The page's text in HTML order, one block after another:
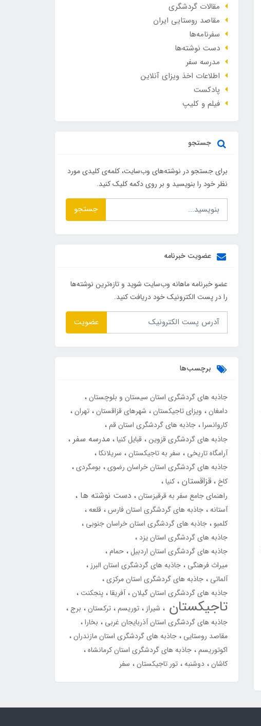
مقالات گردشگری
مقاصد روستایی ایران
سفرنامه‌ها
دست نوشته‌ها
مدرسه سفر
اطلاعات اخذ ویزای آنلاین
پادکست
فیلم و کلیپ
جستجو
برای جستجو در نوشته‌های وب‌سایت، کلمه‌ی کلیدی مورد
نظر خود را بنویسید و بر روی دکمه کلیک کنید.
جستجو
عضویت خبرنامه
عضو خبرنامه ماهانه وب‌سایت شوید و تازه‌ترین نوشته‌ها
را در پست الکترونیک خود دریافت کنید.
عضویت
برچسب‌ها
جاذبه های گردشگری استان سیستان و بلوچستان
دامغان ویزای تاجیکستان شهرهای قزاقستان تهران
کاروانسرا جاذبه های گردشگری استان قم
جاذبه های گردشگری قزوین قبایل کنیا مدرسه سفر
آرامگاه تاریخی سفر به تاجیکستان سریلانکا
جاذبه های گردشگری استان خراسان رضوی بومگردی
کاخ قزاقستان کنیا
راهنمای جامع سفر به قرقیزستان دست نوشته ها
آستانه جاذبه های گردشگری استان فارس قلعه
کلمبو جاذبه های گردشگری استان خراسان جنوبی
جاذبه های گردشگری استان یزد
جاذبه های گردشگری استان اردبیل حمام
میراث فرهنگی جاذبه های گردشگری استان البرز
آلماتی جاذبه های گردشگری استان مرکزی
جاذبه های گردشگری استان گیلان آفریقا پنجکنت
تاجیکستان شیراز توریسم ترکستان برج
جاذبه های گردشگری استان آذربایجان غربی بخارا
مقاصد روستایی جاذبه های گردشگری استان مازندران
اکوتوریسم جاذبه های گردشگری استان کرمانشاه
کاشان دوشنبه تور تاجیکستان سفر